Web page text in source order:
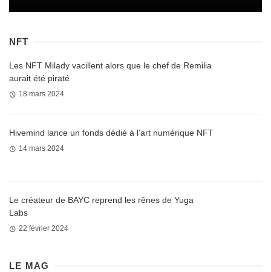
NFT
Les NFT Milady vacillent alors que le chef de Remilia
aurait été piraté
18 mars 2024
Hivemind lance un fonds dédié à l’art numérique NFT
14 mars 2024
Le créateur de BAYC reprend les rênes de Yuga
Labs
22 février 2024
LE MAG